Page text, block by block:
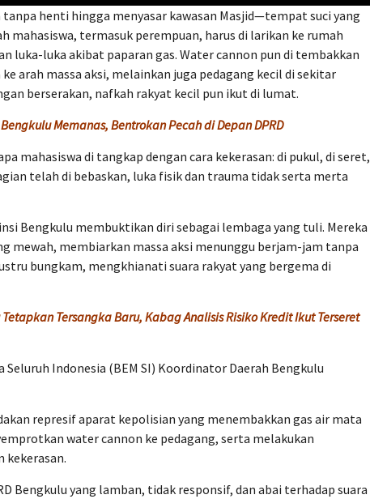
henti hingga menyasar kawasan Masjid—tempat suci yang
mahasiswa, termasuk perempuan, harus di larikan ke rumah
luka-luka akibat paparan gas. Water cannon pun di tembakkan
arah massa aksi, melainkan juga pedagang kecil di sekitar
berserakan, nafkah rakyat kecil pun ikut di lumat.
Memanas, Bentrokan Pecah di Depan DPRD
mahasiswa di tangkap dengan cara kekerasan: di pukul, di seret,
telah di bebaskan, luka fisik dan trauma tidak serta merta
Bengkulu membuktikan diri sebagai lembaga yang tuli. Mereka
mewah, membiarkan massa aksi menunggu berjam-jam tanpa
bungkam, mengkhianati suara rakyat yang bergema di
Tersangka Baru, Kabag Analisis Risiko Kredit Ikut Terseret
Seluruh Indonesia (BEM SI) Koordinator Daerah Bengkulu
represif aparat kepolisian yang menembakkan gas air mata
water cannon ke pedagang, serta melakukan
kekerasan.
Bengkulu yang lamban, tidak responsif, dan abai terhadap suara